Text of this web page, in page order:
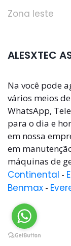
Zona leste
ALESXTEC
Na você pode
vários meios
WhatsApp,
para o dia e
em nossa
em
máquinas de
Continental -
Benmax -